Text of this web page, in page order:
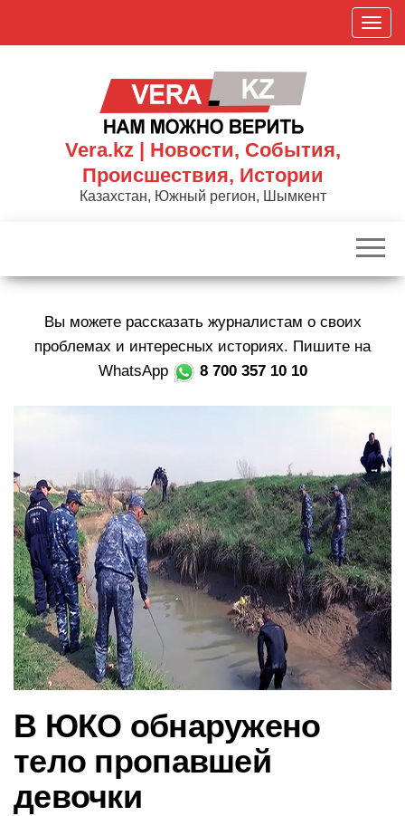
П
о
к
р
и
г
а
ц
и
ю
Vera.kz | Новости, События,
Происшествия, Истории
Казахстан, Южный регион, Шымкент
Вы можете рассказать журналистам о своих
проблемах и интересных историях. Пишите на
WhatsApp
8 700 357 10 10
В ЮКО обнаружено
тело пропавшей
девочки